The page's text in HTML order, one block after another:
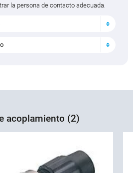
la persona de contacto adecuada.
acoplamiento (2)